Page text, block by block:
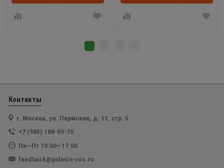
Контакты
г. Москва, ул. Пермская, д. 11, стр. 5
+7 (985) 188-09-70
Пн—Пт 10:00—17:00
feedback@polesie-rus.ru